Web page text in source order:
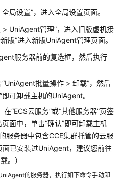
局设置”，进入全局设置页面。
UniAgent管理”，进入旧版虚机接
版”进入新版UniAgent管理页面。
服务器前的复选框，然后执行
“UniAgent批量操作 > 卸载”，然后
可卸载主机的UniAgent。
“ECS云服务”或“其他服务器”页签
面中，单击“确认”即可卸载主机
服务器中包含CCE集群托管的云服
已安装过UniAgent，建议您前往
。）
的服务器，执行如下命令手动卸